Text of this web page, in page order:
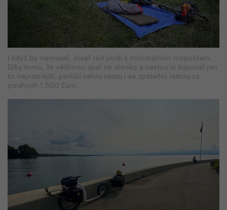
I když by nemusel, Josef rád jezdí s minimálním rozpočtem.
Díky tomu, že většinou spal na divoko a cestou si kupoval jen
to nejnutnější, pořídil celou cestu i se zpáteční letkou za
pouhých 1 500 Euro.